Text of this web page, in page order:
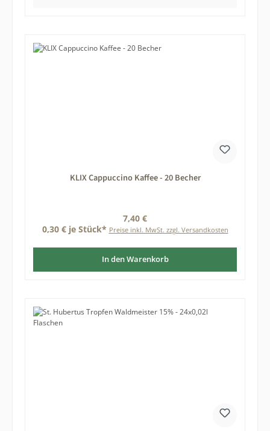
KLIX Cappuccino Kaffee - 20 Becher
Regulärer Preis:
7,40 €
0,30 € je Stück* Preise inkl. MwSt. zzgl. Versandkosten
In den Warenkorb